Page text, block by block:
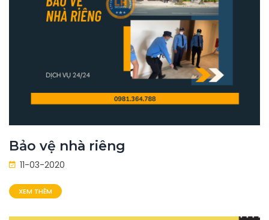
Bảo vệ nhà riêng
11-03-2020
XEM THÊM